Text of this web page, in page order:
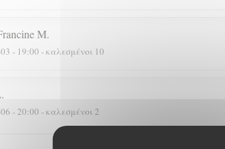
M
- 19:00 - καλεσμένοι 10
- 20:00 - καλεσμένοι 2